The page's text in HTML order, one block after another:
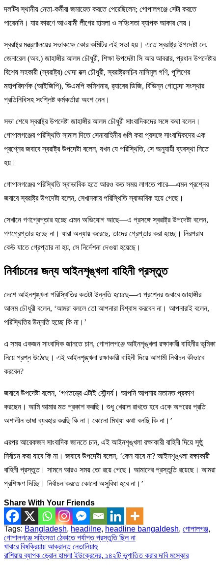
দলটির স্থানীয় নেতা-কর্মীরা জমায়েত করতে পেরেছিলেন; গোপালগঞ্জে সেটা করতে
পারেননি। যার কারণে আওয়ামী লীগের হামলা ও সহিংসতা ব্যাপক আকার নেয়।
স্বরাষ্ট্র মন্ত্রণালয়ের সভাকক্ষে কোর কমিটির এই সভা হয়। এতে স্বরাষ্ট্র উপদেষ্টা লে.
জেনারেল (অব.) জাহাঙ্গীর আলম চৌধুরী, শিক্ষা উপদেষ্টা সি আর আবরার, প্রধান উপদেষ্টার
বিশেষ সহকারী (স্বরাষ্ট্র) খোদা বক্স চৌধুরী, স্বরাষ্ট্রসচিব নাসিমুল গণি, পুলিশের
মহাপরিদর্শক (আইজিপি), ডিএমপি কমিশনার, র‍্যাবের ডিজি, বিভিন্ন গোয়েন্দা সংস্থার
প্রতিনিধিসহ সংশ্লিষ্ট কর্মকর্তারা অংশ নেন।
সভা শেষে স্বরাষ্ট্র উপদেষ্টা জাহাঙ্গীর আলম চৌধুরী সাংবাদিকদের সঙ্গে কথা বলেন।
গোপালগঞ্জের পরিস্থিতি সামাল দিতে সেনাবাহিনীর গুলি করা প্রসঙ্গে সাংবাদিকদের এক
প্রশ্নের জবাবে স্বরাষ্ট্র উপদেষ্টা বলেন, যখন যে পরিস্থিতি, সে অনুযায়ী ব্যবস্থা নিতে
হয়।
গোপালগঞ্জের পরিস্থিতি স্বাভাবিক হতে আরও কত সময় লাগতে পারে—এমন প্রশ্নের
জবাবে স্বরাষ্ট্র উপদেষ্টা বলেন, সেখানকার পরিস্থিতি স্বাভাবিক হয়ে গেছে।
সেখানে গণগ্রেপ্তার হচ্ছে এমন অভিযোগ আছে—এ প্রসঙ্গে স্বরাষ্ট্র উপদেষ্টা বলেন,
গণগ্রেপ্তার হচ্ছে না। যারা অন্যায় করেছে, তাদের গ্রেপ্তার করা হচ্ছে। নিরপরাধ
কেউ যাতে গ্রেপ্তার না হয়, সে নির্দেশনা দেওয়া হয়েছে।
নির্বাচনের জন্য আইনশৃঙ্খলা বাহিনী প্রস্তুত
দেশে আইনশৃঙ্খলা পরিস্থিতির কতটা উন্নতি হয়েছে—এ প্রশ্নের জবাবে জাহাঙ্গীর
আলম চৌধুরী বলেন, ‘আমরা বললে তো আপনারা বিশ্বাস করবেন না। আপনারাই বলেন,
পরিস্থিতির উন্নতি হচ্ছে কি না।’
এ সময় একজন সাংবাদিক জানতে চান, গোপালগঞ্জে আইনশৃঙ্খলা রক্ষাকারী বাহিনীর ভূমিকা
নিয়ে প্রশ্ন উঠেছে। এই আইনশৃঙ্খলা রক্ষাকারী বাহিনী দিয়ে আগামী নির্বাচন কীভাবে
করবেন?
জবাবে উপদেষ্টা বলেন, ‘গণতন্ত্রে এটাই সৌন্দর্য। আপনি আপনার মতামত প্রকাশ
করছেন। আমি আমার মত প্রকাশ করছি। শুধু খেয়াল রাখতে হবে একে অপরের প্রতি
অশালীন ভাষা ব্যবহার করছি কি না। কোনো মিথ্যা কথা বলছি কি না।’
এরপর আরেকজন সাংবাদিক জানতে চান, এই আইনশৃঙ্খলা রক্ষাকারী বাহিনী দিয়ে সুষ্ঠু
নির্বাচন করা যাবে কি না। জবাবে উপদেষ্টা বলেন, ‘কেন যাবে না? আইনশৃঙ্খলা রক্ষাকারী
বাহিনী প্রস্তুত। সামনে আরও সময় তো রয়ে গেছে। আমাদের প্রস্তুতি রয়েছে। আমরা
প্রশিক্ষণ দিচ্ছি। নির্বাচন করতে কোনো অসুবিধা হবে না।’
Share With Your Friends
Tags: Bangladesh, headilne, headline bangaldesh, গোপালগঞ্জ,
গোপালগঞ্জে সহিংসতা ঠেকাতে পর্যাপ্ত প্রস্তুতি ছিল না
Post
navigation
খাবারে বিষক্রিয়ায় আক্রান্ত নেতানিয়াহু
রাশিয়ায় ব্যাপক ড্রোন হামলা ইউক্রেনের, ১৪২টি ভূপাতিত করার দাবি মস্কোর